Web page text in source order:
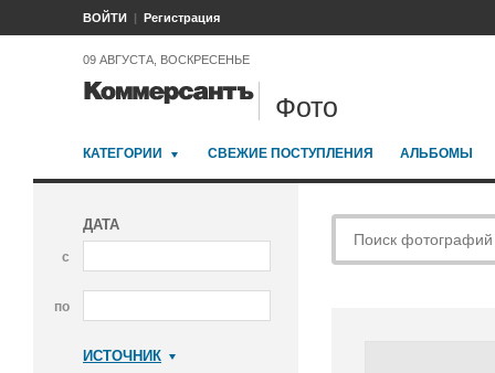
ВОЙТИ Регистрация
09 АВГУСТА, ВОСКРЕСЕНЬЕ
Фото
КАТЕГОРИИ СВЕЖИЕ ПОСТУПЛЕНИЯ АЛЬБОМЫ
ДАТА
с
по
ИСТОЧНИК